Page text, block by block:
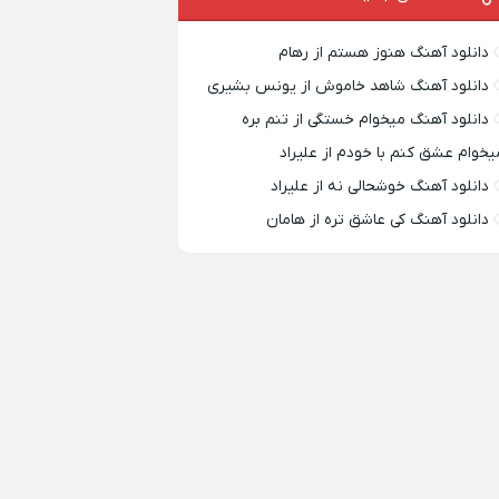
دانلود آهنگ هنوز هستم از رهام
دانلود آهنگ شاهد خاموش از یونس بشیری
دانلود آهنگ میخوام خستگی از تنم بره
عشق کنم با خودم از علیراد
دانلود آهنگ خوشحالی نه از علیراد
دانلود آهنگ کی عاشق تره از هامان